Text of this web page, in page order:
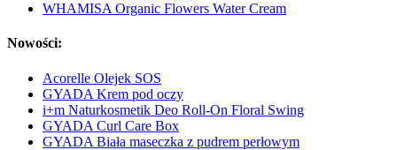
WHAMISA Organic Flowers Water Cream
Nowości:
Acorelle Olejek SOS
GYADA Krem pod oczy
i+m Naturkosmetik Deo Roll-On Floral Swing
GYADA Curl Care Box
GYADA Biała maseczka z pudrem perłowym